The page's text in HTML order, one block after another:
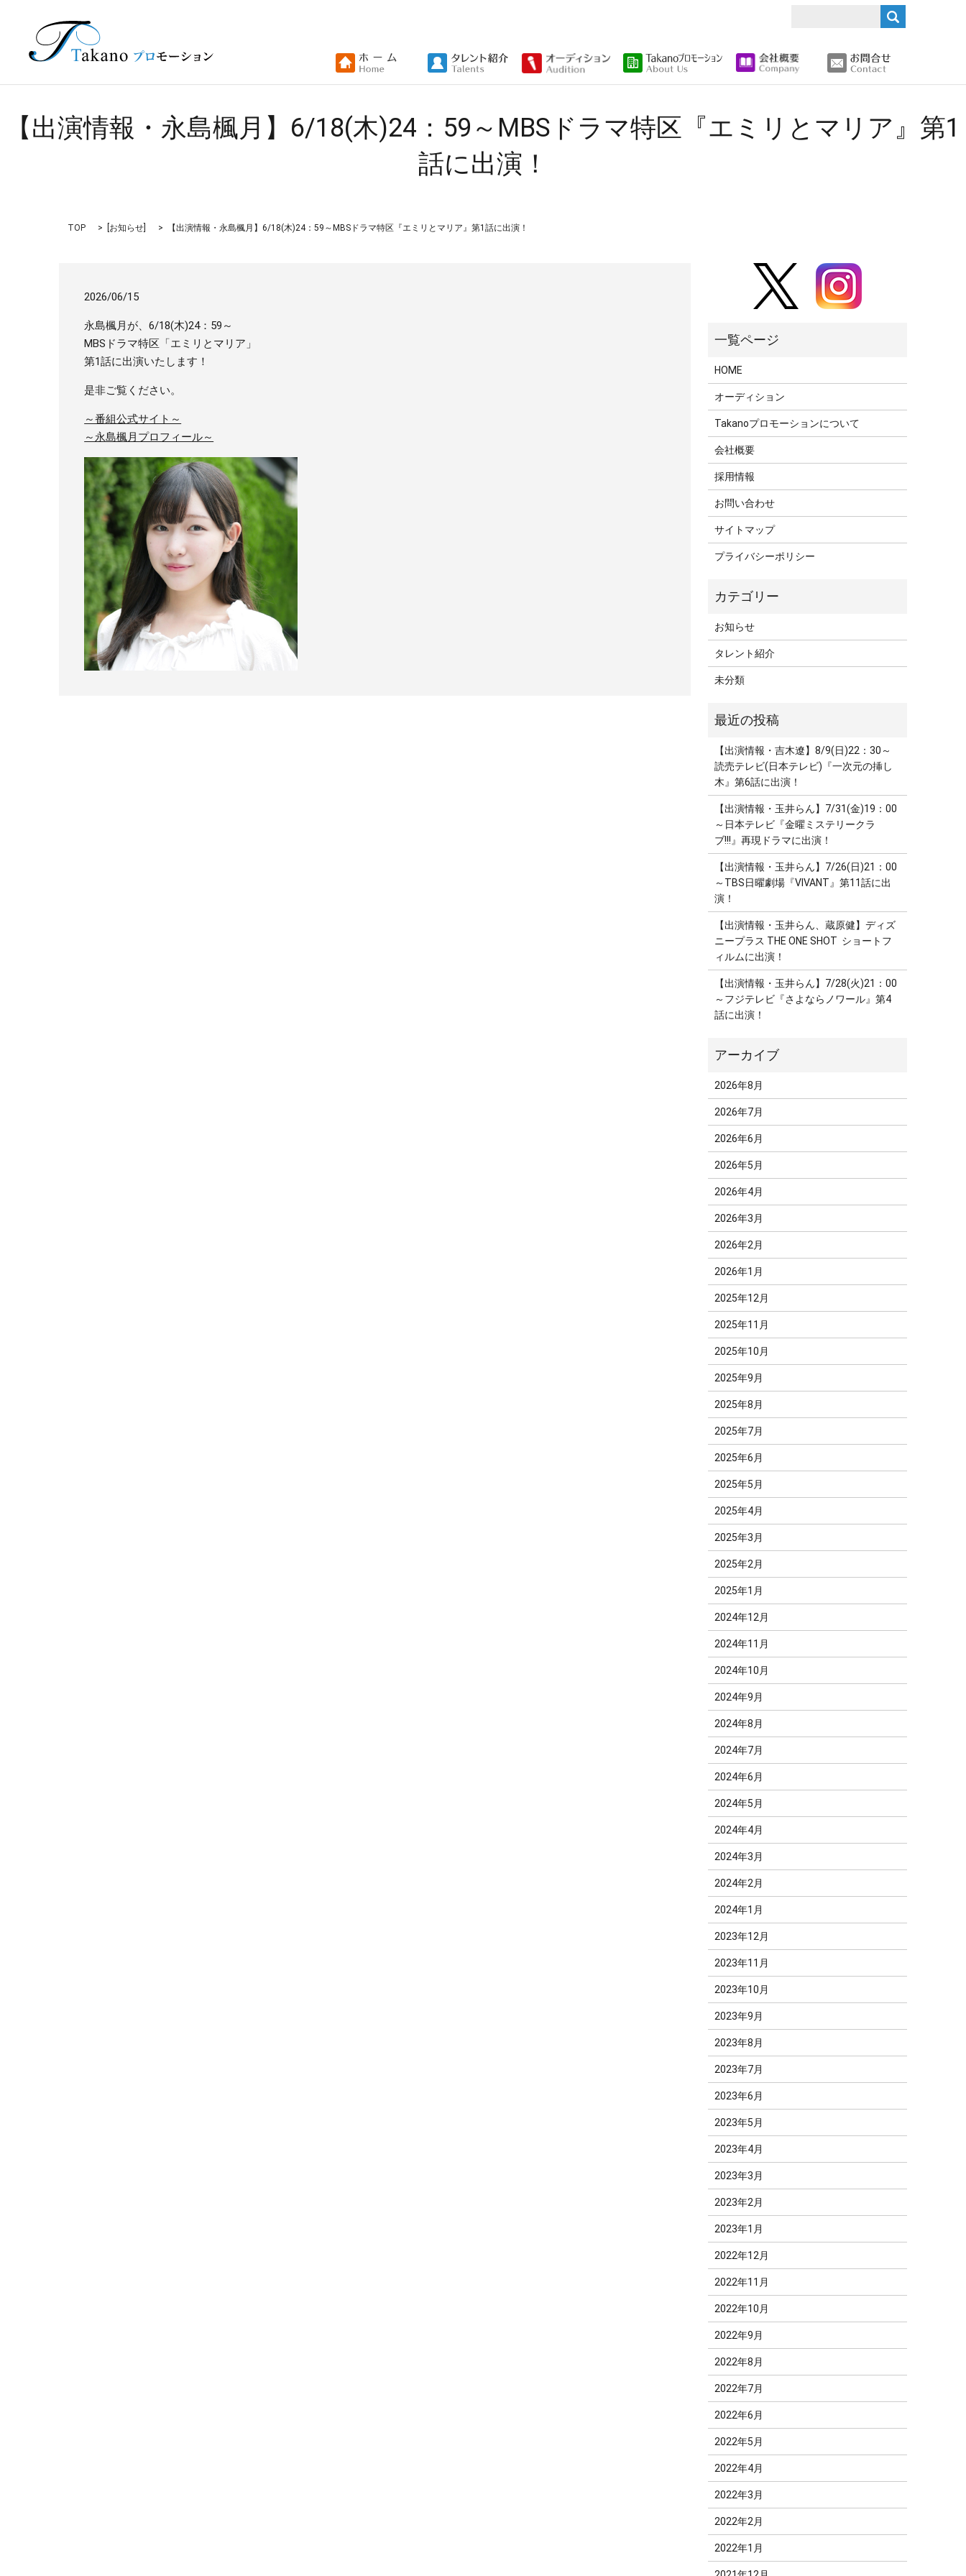
【出演情報・永島楓月】6/18(木)24：59～MBSドラマ特区『エミリとマリア』第1
話に出演！
TOP お知らせ 【出演情報・永島楓月】6/18(木)24：59～MBSドラマ特区『エミリとマリア』第1話に出演！
2026/06/15
永島楓月が、6/18(木)24：59～
MBSドラマ特区「エミリとマリア」
第1話に出演いたします！
是非ご覧ください。
～番組公式サイト～
～永島楓月プロフィール～
HOME
オーディション
Takanoプロモーションについて
会社概要
採用情報
お問い合わせ
サイトマップ
プライバシーポリシー
お知らせ
タレント紹介
未分類
【出演情報・吉木遼】8/9(日)22：30～
読売テレビ(日本テレビ)『一次元の挿し
木』第6話に出演！
【出演情報・玉井らん】7/31(金)19：00
～日本テレビ『金曜ミステリークラ
ブ!!!』再現ドラマに出演！
【出演情報・玉井らん】7/26(日)21：00
～TBS日曜劇場『VIVANT』第11話に出
演！
【出演情報・玉井らん、蔵原健】ディズ
ニープラス THE ONE SHOT ショートフ
ィルムに出演！
【出演情報・玉井らん】7/28(火)21：00
～フジテレビ『さよならノワール』第4
話に出演！
2026年8月
2026年7月
2026年6月
2026年5月
2026年4月
2026年3月
2026年2月
2026年1月
2025年12月
2025年11月
2025年10月
2025年9月
2025年8月
2025年7月
2025年6月
2025年5月
2025年4月
2025年3月
2025年2月
2025年1月
2024年12月
2024年11月
2024年10月
2024年9月
2024年8月
2024年7月
2024年6月
2024年5月
2024年4月
2024年3月
2024年2月
2024年1月
2023年12月
2023年11月
2023年10月
2023年9月
2023年8月
2023年7月
2023年6月
2023年5月
2023年4月
2023年3月
2023年2月
2023年1月
2022年12月
2022年11月
2022年10月
2022年9月
2022年8月
2022年7月
2022年6月
2022年5月
2022年4月
2022年3月
2022年2月
2022年1月